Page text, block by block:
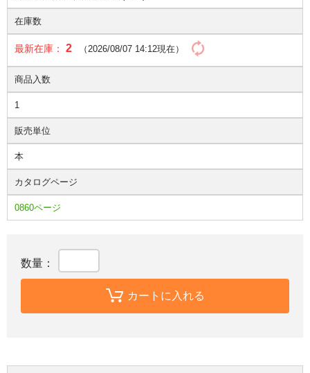
在庫数
最新在庫： 2 （2026/08/07 14:12現在）
商品入数
1
販売単位
本
カタログページ
0860ページ
数量：
カートに入れる